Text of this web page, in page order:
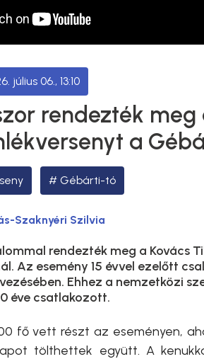
július 06., 13:10
rendezték meg
a
Gébárti-tó
Szaknyéri Szilvia
rendezték meg a Kovács
Az esemény 15 évvel ezelőtt
Ehhez a nemzetközi
éve csatlakozott.
fő vett részt az eseményen,
tölthettek együtt. A